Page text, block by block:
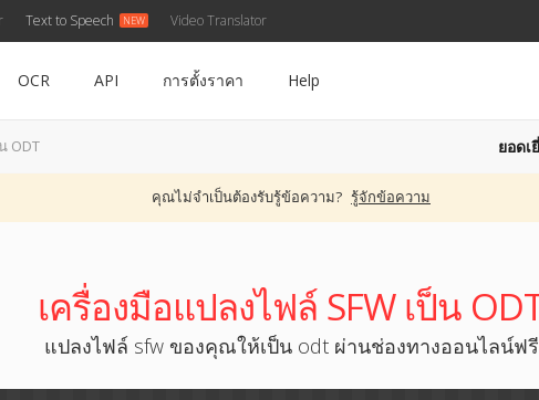
Text to Speech Video Translator
OCR API การตั้งราคา Help
ODT ยอดเ
คุณไม่จำเป็นต้องรับรู้ข้อความ? รู้จักข้อความ
เครื่องมือแปลงไฟล์ SFW เป็น
แปลงไฟล์ sfw ของคุณให้เป็น odt ผ่านช่องทางออนไลน์ฟรี